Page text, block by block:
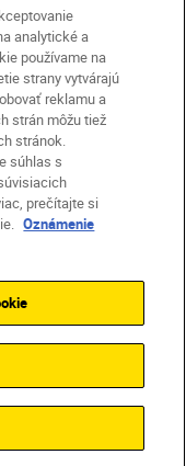
údajov
analytické a
používame na
strany vytvárajú
reklamu a
strán môžu tiež
stránok.
súhlas s
prečítajte si
Oznámenie